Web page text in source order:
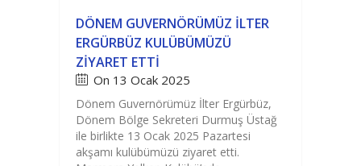
DÖNEM GUVERNÖRÜMÜZ İLTER
ERGÜRBÜZ KULÜBÜMÜZÜ
ZIYARET ETTI
On 13 Ocak 2025
Dönem Guvernörümüz İlter Ergürbüz,
Dönem Bölge Sekreteri Durmuş Üstağ
ile birlikte 13 Ocak 2025 Pazartesi
akşamı kulübümüzü ziyaret etti.